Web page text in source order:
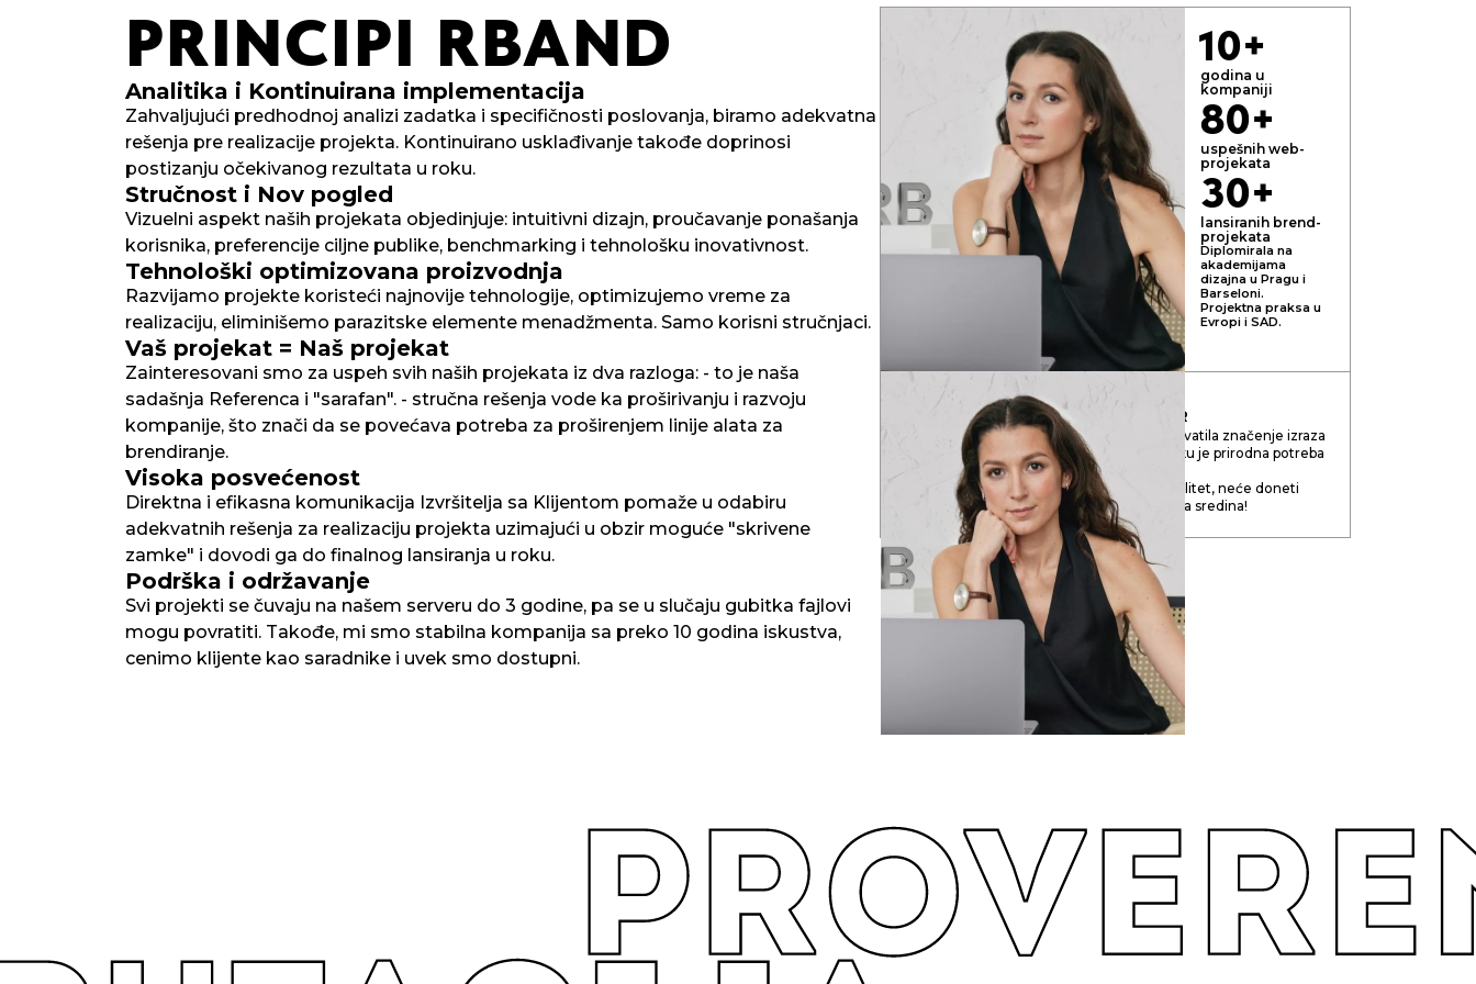
PRINCIPI RBAND
Analitika i Kontinuirana implementacija
Zahvaljujući predhodnoj analizi zadatka i specifičnosti poslovanja, biramo adekvatna
rešenja pre realizacije projekta. Kontinuirano usklađivanje takođe doprinosi
postizanju očekivanog rezultata u roku.
Stručnost i Nov pogled
Vizuelni aspekt naših projekata objedinjuje: intuitivni dizajn, proučavanje ponašanja
korisnika, preferencije ciljne publike, benchmarking i tehnološku inovativnost.
Tehnološki optimizovana proizvodnja
Razvijamo projekte koristeći najnovije tehnologije, optimizujemo vreme za
realizaciju, eliminišemo parazitske elemente menadžmenta. Samo korisni stručnjaci.
Vaš projekat = Naš projekat
Zainteresovani smo za uspeh svih naših projekata iz dva razloga: - to je naša
sadašnja Referenca i "sarafan". - stručna rešenja vode ka proširivanju i razvoju
kompanije, što znači da se povećava potreba za proširenjem linije alata za
brendiranje.
Visoka posvećenost
Direktna i efikasna komunikacija Izvršitelja sa Klijentom pomaže u odabiru
adekvatnih rešenja za realizaciju projekta uzimajući u obzir moguće "skrivene
zamke" i dovodi ga do finalnog lansiranja u roku.
Podrška i održavanje
Svi projekti se čuvaju na našem serveru do 3 godine, pa se u slučaju gubitka fajlovi
mogu povratiti. Takođe, mi smo stabilna kompanija sa preko 10 godina iskustva,
cenimo klijente kao saradnike i uvek smo dostupni.
10+
godina u
kompaniji
80+
uspešnih web-
projekata
30+
lansiranih brend-
projekata
Diplomirala na
akademijama
dizajna u Pragu i
Barseloni.
Projektna praksa u
Evropi i SAD.
VICTORIAART-DIREKTOR
Postavši preduzetnik, u potpunosti sam shvatila značenje izraza
“Vreme je novac”. Stručna realizacija u roku je prirodna potreba
Ali fokusiranje samo na zaradu, a ne na kvalitet, neće doneti
dobar proizvod. U svemu je potrebna zlatna sredina!